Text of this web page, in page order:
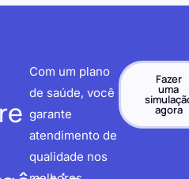
Com um plano
de saúde, você
garante
atendimento de
qualidade nos
Fazer
uma
agora